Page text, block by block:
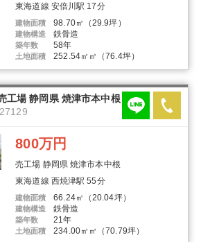
東海道線 安倍川駅 17分
建物面積 98.70㎡（29.9坪）
建物構造 鉄骨造
築年数 58年
土地面積 252.54㎡㎡（76.4坪）
工場 静岡県 焼津市本中根
800万円
売工場 静岡県 焼津市本中根
東海道線 西焼津駅 55分
建物面積 66.24㎡（20.04坪）
建物構造 鉄骨造
築年数 21年
土地面積 234.00㎡㎡（70.79坪）